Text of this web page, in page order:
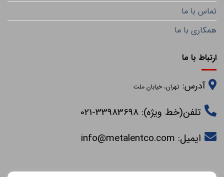
تماس با ما
همکاری با ما
ارتباط با ما
آدرس:تهران، خیابان ملت
تلفن(خط ویژه): 33983698-021
ایمیل:info@metalentco.com